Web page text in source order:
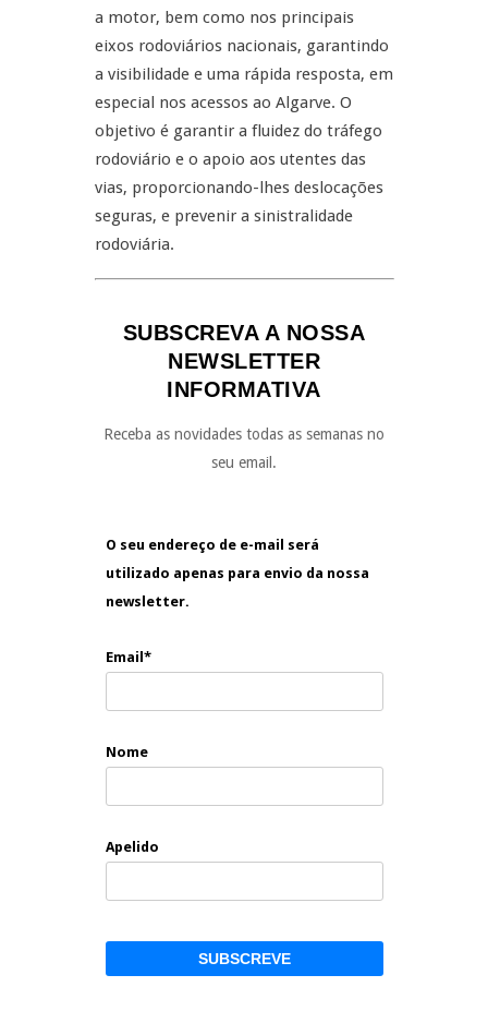
a motor, bem como nos principais
eixos rodoviários nacionais, garantindo
a visibilidade e uma rápida resposta, em
especial nos acessos ao Algarve. O
objetivo é garantir a fluidez do tráfego
rodoviário e o apoio aos utentes das
vias, proporcionando-lhes deslocações
seguras, e prevenir a sinistralidade
rodoviária.
SUBSCREVA A NOSSA
NEWSLETTER
INFORMATIVA
Receba as novidades todas as semanas no
seu email.
O seu endereço de e-mail será
utilizado apenas para envio da nossa
newsletter.
Email*
Nome
Apelido